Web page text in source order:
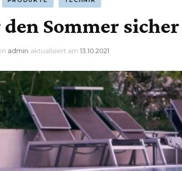
Sommer
admin aktualisiert am 13.10.2021